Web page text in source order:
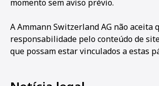
momento sem aviso prévio.
A Ammann Switzerland AG não aceita
responsabilidade pelo conteúdo de
que possam estar vinculados a estas